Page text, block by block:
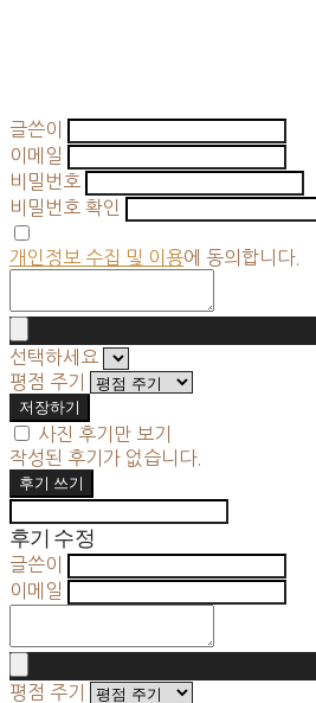
글쓴이
이메일
비밀번호
비밀번호 확인
개인정보 수집 및 이용에 동의합니다.
선택하세요
평점 주기
저장하기
사진 후기만 보기
작성된 후기가 없습니다.
후기 쓰기
후기 수정
글쓴이
이메일
평점 주기